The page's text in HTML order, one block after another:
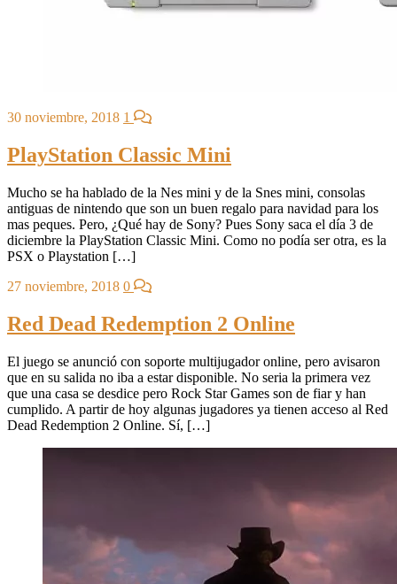
30 noviembre, 2018 1
PlayStation Classic Mini
Mucho se ha hablado de la Nes mini y de la Snes mini, consolas
antiguas de nintendo que son un buen regalo para navidad para los
mas peques. Pero, ¿Qué hay de Sony? Pues Sony saca el día 3 de
diciembre la PlayStation Classic Mini. Como no podía ser otra, es la
PSX o Playstation […]
27 noviembre, 2018 0
Red Dead Redemption 2 Online
El juego se anunció con soporte multijugador online, pero avisaron
que en su salida no iba a estar disponible. No seria la primera vez
que una casa se desdice pero Rock Star Games son de fiar y han
cumplido. A partir de hoy algunas jugadores ya tienen acceso al Red
Dead Redemption 2 Online. Sí, […]